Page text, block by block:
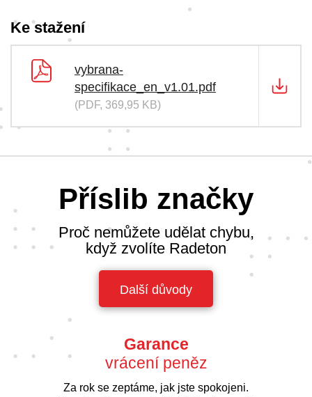
Ke stažení
vybrana-
specifikace_en_v1.01.pdf
(PDF, 369,95 KB)
Příslib značky
Proč nemůžete udělat chybu,
když zvolíte Radeton
Další důvody
Garance
vrácení peněz
Za rok se zeptáme, jak jste spokojeni.